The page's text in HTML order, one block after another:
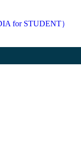
for STUDENT）